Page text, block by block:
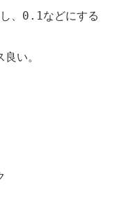
、 0.1などにする
い。